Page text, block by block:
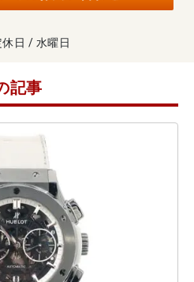
日 / 水曜日
記事